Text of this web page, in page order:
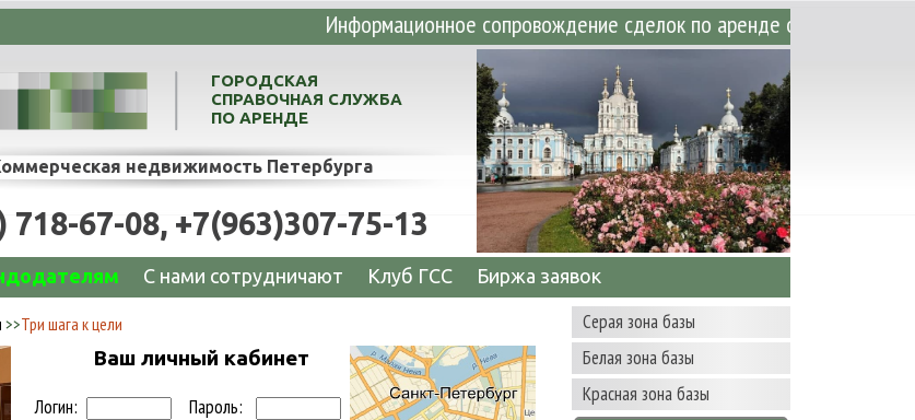
складов, производственных и торговых помещений. • Аренда офисных,
ГОРОДСКАЯ
СПРАВОЧНАЯ СЛУЖБА
ПО АРЕНДЕ
недвижимость Петербурга
718-67-08, +7(963)307-75-13
C нами сотрудничают Клуб ГСС Биржа заявок
Серая зона базы
Белая зона базы
Красная зона базы
>>Три шага к цели
Ваш личный кабинет
Логин: Пароль: